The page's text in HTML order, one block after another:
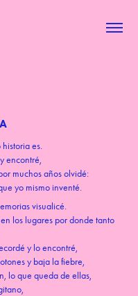
es.
encontré,
muchos años olvidé:
yo mismo inventé.
visualicé.
los lugares por donde tanto
y lo encontré,
y baja la fiebre,
lo que queda de ellas,